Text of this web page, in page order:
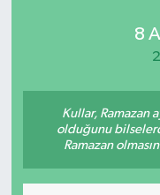
8
Kullar, Ramazan
olduğunu
Ramazan